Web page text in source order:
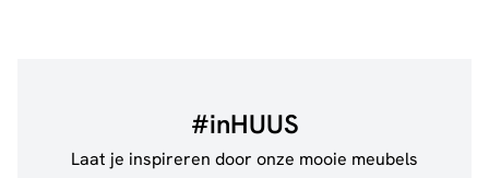
#inHUUS
Laat je inspireren door onze mooie meubels